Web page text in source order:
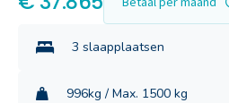
3 slaapplaatsen
996kg / Max. 1500 kg